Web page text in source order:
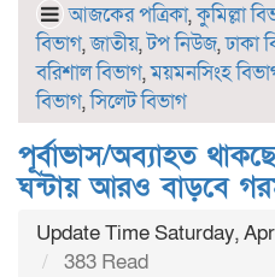
আজকের পত্রিকা,কুমিল্লা
বিভাগ,জাতীয়,টপ নিউজ,ঢাকা
বরিশাল বিভাগ,ময়মনসিংহ
বিভাগ,সিলেট বিভাগ
পূর্বাভাস/অব্যাহত
ঘন্টায় আরও বাড়বে
Update Time Saturday,
383 Read